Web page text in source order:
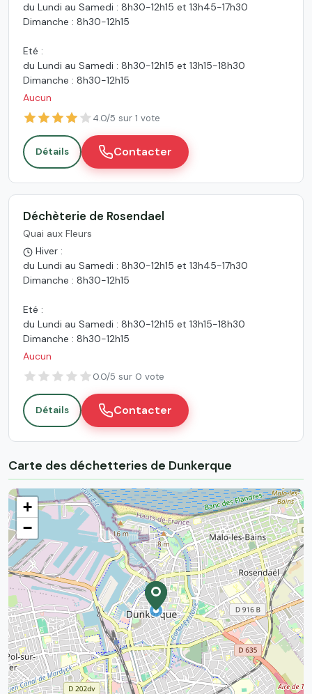
du Lundi au Samedi : 8h30-12h15 et 13h45-17h30
Dimanche : 8h30-12h15
Eté :
du Lundi au Samedi : 8h30-12h15 et 13h15-18h30
Dimanche : 8h30-12h15
Aucun
4.0/5 sur 1 vote
Détails Contacter
Déchèterie de Rosendael
Quai aux Fleurs
Hiver :
du Lundi au Samedi : 8h30-12h15 et 13h45-17h30
Dimanche : 8h30-12h15
Eté :
du Lundi au Samedi : 8h30-12h15 et 13h15-18h30
Dimanche : 8h30-12h15
Aucun
0.0/5 sur 0 vote
Détails Contacter
Carte des déchetteries de Dunkerque
+
−